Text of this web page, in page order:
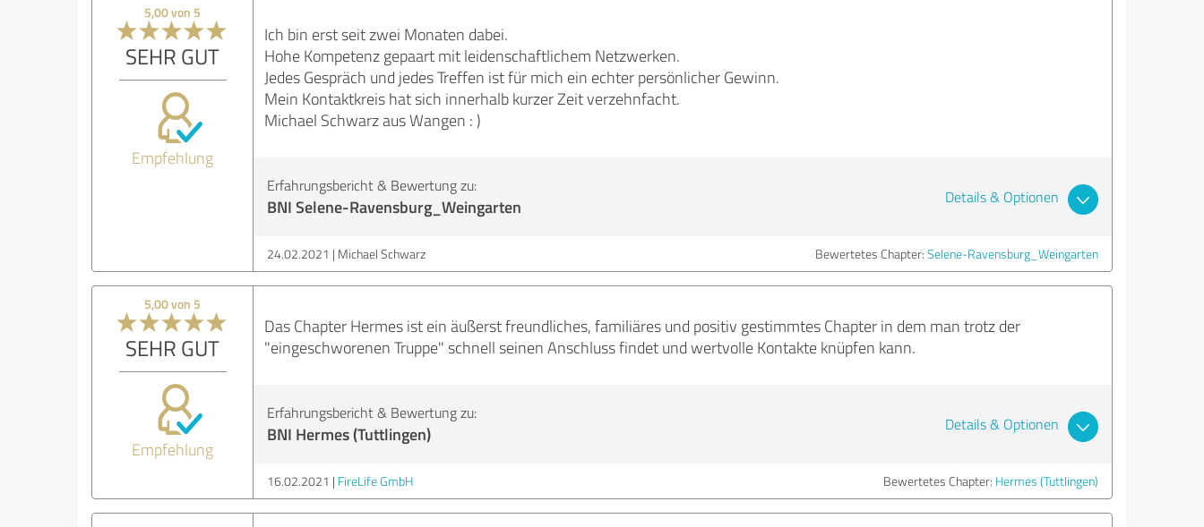
5,00 von 5
SEHR GUT
Empfehlung
Ich bin erst seit zwei Monaten dabei.
Hohe Kompetenz gepaart mit leidenschaftlichem Netzwerken.
Jedes Gespräch und jedes Treffen ist für mich ein echter persönlicher Gewinn.
Mein Kontaktkreis hat sich innerhalb kurzer Zeit verzehnfacht.
Michael Schwarz aus Wangen : )
Erfahrungsbericht & Bewertung zu:
BNI Selene-Ravensburg_Weingarten Details & Optionen
24.02.2021 Michael Schwarz Bewertetes Chapter: Selene-Ravensburg_Weingarten
5,00 von 5
SEHR GUT
Empfehlung
Das Chapter Hermes ist ein äußerst freundliches, familiäres und positiv gestimmtes Chapter in dem man trotz der
"eingeschworenen Truppe" schnell seinen Anschluss findet und wertvolle Kontakte knüpfen kann.
Erfahrungsbericht & Bewertung zu:
BNI Hermes (Tuttlingen) Details & Optionen
16.02.2021 FireLife GmbH Bewertetes Chapter: Hermes (Tuttlingen)